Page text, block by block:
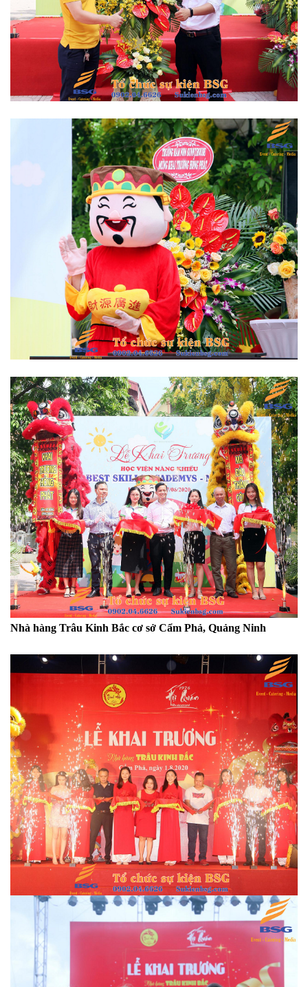
Nhà hàng Trâu Kinh Bắc cơ sở Cẩm Phả, Quảng Ninh